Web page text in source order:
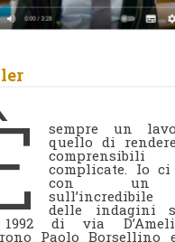
sempre un
quello di
complicate. Io
con un
sull’incredibile
delle indagini
di via
Paolo Borsellino